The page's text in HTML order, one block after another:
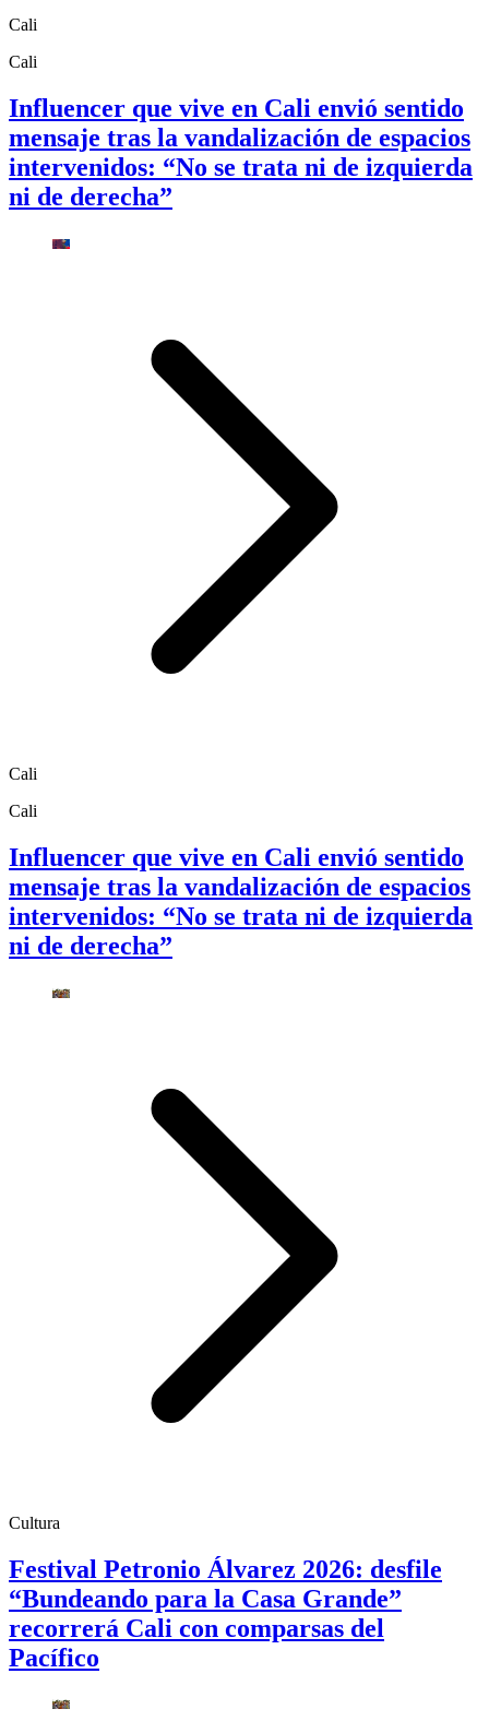
Cali
Cali
Influencer que vive en Cali envió sentido
mensaje tras la vandalización de espacios
intervenidos: “No se trata ni de izquierda
ni de derecha”
Cali
Cali
Influencer que vive en Cali envió sentido
mensaje tras la vandalización de espacios
intervenidos: “No se trata ni de izquierda
ni de derecha”
Cultura
Festival Petronio Álvarez 2026: desfile
“Bundeando para la Casa Grande”
recorrerá Cali con comparsas del
Pacífico